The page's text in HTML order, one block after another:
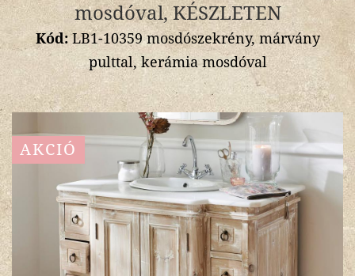
mosdóval, KÉSZLETEN
Kód:LB1-10359 mosdószekrény, márvány
pulttal, kerámia mosdóval
AKCIÓ